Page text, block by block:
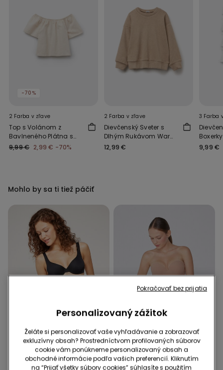
-70%
2 Farba v zľave
Top s Volánom z
Bavlneného Plátna s
Ľanovým Efektom
9,99 € 2,99 € -70%
2 Farba v zľave
Dievčenský Sveter s
Dlhým Rukávom Warm
Touch
12,99 €
3 Farba
9,99 €
Mohlo by sa ti tiež páčiť
Recyklované mikrovlákno
-40%
Recyklované mikrovlákno
-50% na 2. podprsenku
Personalizovaný zážitok
Želáte si personalizovať vaše vyhľadávanie a zobrazovať
exkluzívny obsah? Prostredníctvom profilovaných súborov
cookie vám ponúkneme personalizovaný obsah a
obchodné informácie podľa vašich preferencií. Kliknutím
na “Prijať všetky súbory cookies” súhlasíte s použitím
Pokračovať bez prijatia